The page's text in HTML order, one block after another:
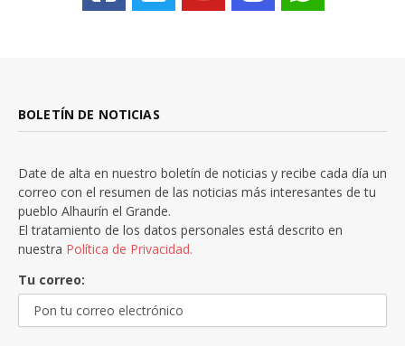
BOLETÍN DE NOTICIAS
Date de alta en nuestro boletín de noticias y recibe cada día un
correo con el resumen de las noticias más interesantes de tu
pueblo Alhaurín el Grande.
El tratamiento de los datos personales está descrito en
nuestra Política de Privacidad.
Tu correo: